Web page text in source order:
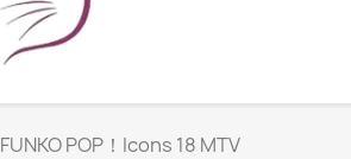
FUNKO POP！Icons 18 MTV